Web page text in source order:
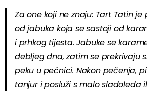
Za one koji ne znaju: Tart Tatin
od jabuka koja se sastoji od
i prhkog tijesta. Jabuke se
debljeg dna, zatim se prekrivaju
peku u pećnici. Nakon pečenja,
tanjur i posluži s malo sladoleda